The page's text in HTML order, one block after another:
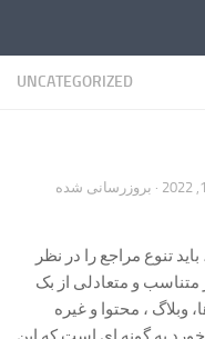
UNCATEGORIZED
· بروزرسانی شده
تنوع مراجع را در نظر
و متعادلی از بک
وبلاگ ، محتوا و غیره